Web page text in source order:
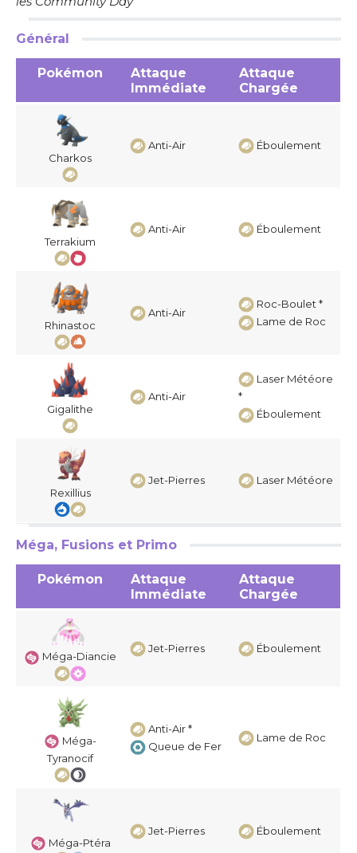
Général
Pokémon
Attaque
Immédiate
Attaque
Chargée
Charkos
Anti-Air Éboulement
Terrakium
Anti-Air Éboulement
Rhinastoc
Anti-Air
Roc-Boulet *
Lame de Roc
Gigalithe
Anti-Air
Laser Météore
*
Éboulement
Rexillius
Jet-Pierres Laser Météore
Méga, Fusions et Primo
Pokémon
Attaque
Immédiate
Attaque
Chargée
Méga-Diancie
Jet-Pierres Éboulement
Méga-
Tyranocif
Anti-Air *
Queue de Fer
Lame de Roc
Méga-Ptéra
Jet-Pierres Éboulement